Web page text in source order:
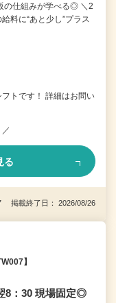
の仕組みが学べる◎ ＼2
料に“あと少し”プラス
トです！ 詳細はお問い
る
掲載終了日： 2026/08/26
】
8：30 現場固定◎